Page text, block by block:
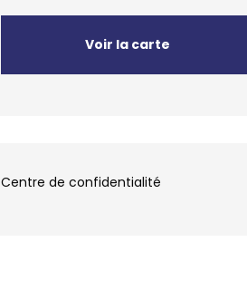
Voir la carte
Centre de confidentialité